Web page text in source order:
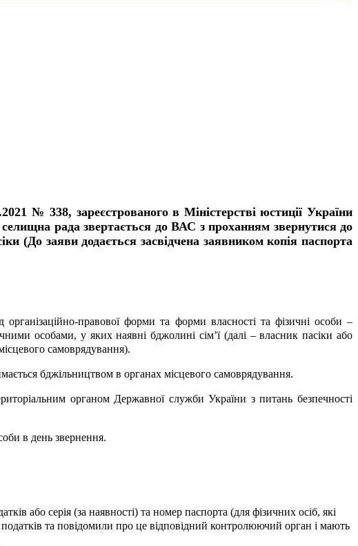
№ 338, зареєстрованого в Міністерстві юстиції України
рада звертається до ВАС з проханням звернутися до
(До заяви додається засвідчена заявником копія паспорта
правової форми та форми власності та фізичні особи –
особами, у яких наявні бджолині сім’ї (далі – власник пасіки або
самоврядування).
бджільництвом в органах місцевого самоврядування.
органом Державної служби України з питань безпечності
в день звернення.
або серія (за наявності) та номер паспорта (для фізичних осіб, які
податків та повідомили про це відповідний контролюючий орган і мають